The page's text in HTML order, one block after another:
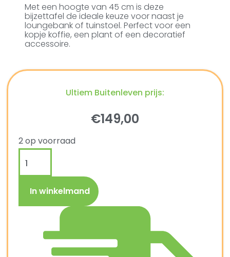
Met een hoogte van 45 cm is deze
bijzettafel de ideale keuze voor naast je
loungebank of tuinstoel. Perfect voor een
kopje koffie, een plant of een decoratief
accessoire.
Ultiem Buitenleven prijs:
€149,00
2 op voorraad
In winkelmand